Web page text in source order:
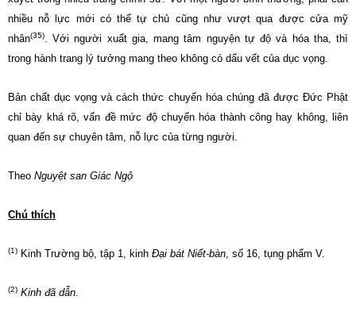
nhiều nỗ lực mới có thể tự chủ cũng như vượt qua được cửa mỹ
nhân(35). Với người xuất gia, mang tâm nguyện tự độ và hóa tha, thì
trong hành trang lý tưởng mang theo không có dấu vết của dục vọng.
Bản chất dục vọng và cách thức chuyển hóa chúng đã được Đức Phật
chỉ bày khá rõ, vấn đề mức độ chuyển hóa thành công hay không, liên
quan đến sự chuyên tâm, nỗ lực của từng người.
Theo Nguyệt san Giác Ngộ
Chú thích
(1) Kinh Trường bộ, tập 1, kinh Đại bát Niết-bàn, số 16, tụng phẩm V.
(2) Kinh đã dẫn.